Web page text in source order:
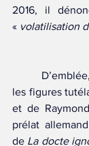
2016, il
« volatilisation
les figures
et de
prélat
de La docte